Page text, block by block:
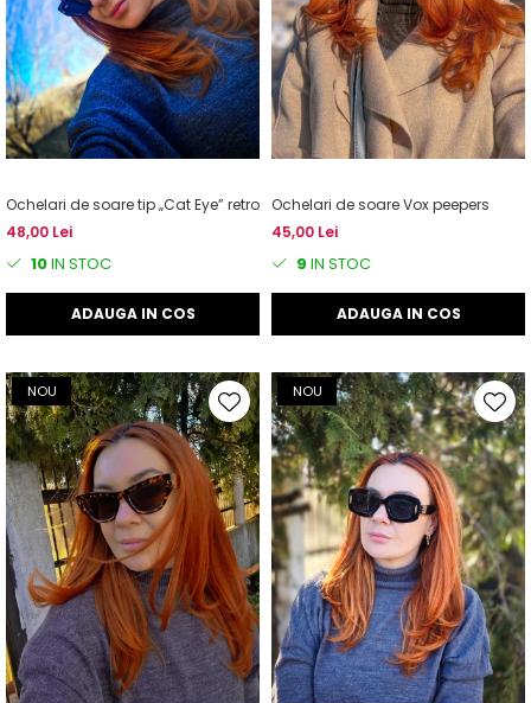
Ochelari de soare tip „Cat Eye” retro
48,00 Lei
10IN STOC
ADAUGA IN COS
Ochelari de soare Vox peepers
45,00 Lei
9 IN STOC
ADAUGA IN COS
NOU NOU